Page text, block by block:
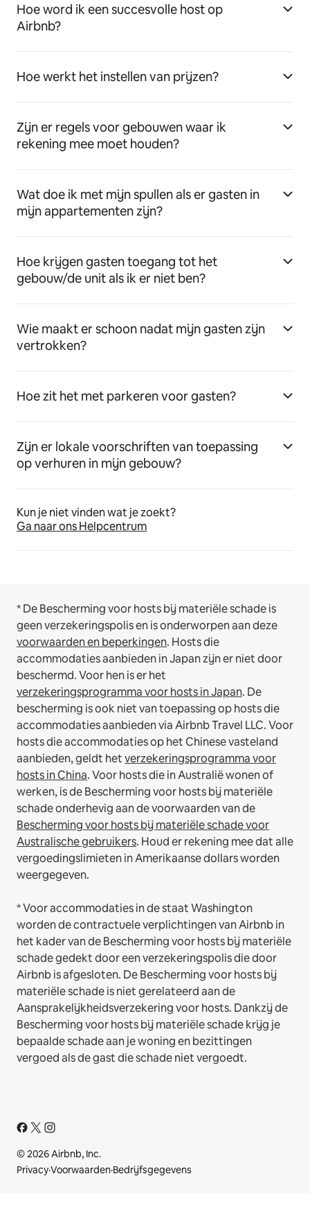
Hoe word ik een succesvolle host op
Airbnb?
Hoe werkt het instellen van prijzen?
Zijn er regels voor gebouwen waar ik
rekening mee moet houden?
Wat doe ik met mijn spullen als er gasten in
mijn appartementen zijn?
Hoe krijgen gasten toegang tot het
gebouw/de unit als ik er niet ben?
Wie maakt er schoon nadat mijn gasten zijn
vertrokken?
Hoe zit het met parkeren voor gasten?
Zijn er lokale voorschriften van toepassing
op verhuren in mijn gebouw?
Kun je niet vinden wat je zoekt?
Ga naar ons Helpcentrum
* De Bescherming voor hosts bij materiële schade is
geen verzekeringspolis en is onderworpen aan deze
voorwaarden en beperkingen. Hosts die
accommodaties aanbieden in Japan zijn er niet door
beschermd. Voor hen is er het
verzekeringsprogramma voor hosts in Japan. De
bescherming is ook niet van toepassing op hosts die
accommodaties aanbieden via Airbnb Travel LLC.Voor
hosts die accommodaties op het Chinese vasteland
aanbieden, geldt hetverzekeringsprogramma voor
hosts in China.Voor hosts die in Australië wonen of
werken, is de Bescherming voor hosts bij materiële
schade onderhevig aan de voorwaarden van de
Bescherming voor hosts bij materiële schade voor
Australische gebruikers. Houd er rekening mee dat alle
vergoedingslimieten in Amerikaanse dollars worden
weergegeven.
* Voor accommodaties in de staat Washington
worden de contractuele verplichtingen van Airbnb in
het kader van de Bescherming voor hosts bij materiële
schade gedekt door een verzekeringspolis die door
Airbnb is afgesloten. De Bescherming voor hosts bij
materiële schade is niet gerelateerd aan de
Aansprakelijkheidsverzekering voor hosts. Dankzij de
Bescherming voor hosts bij materiële schade krijg je
bepaalde schade aan je woning en bezittingen
vergoed als de gast die schade niet vergoedt.
© 2026 Airbnb, Inc.
Privacy·Voorwaarden·Bedrijfsgegevens